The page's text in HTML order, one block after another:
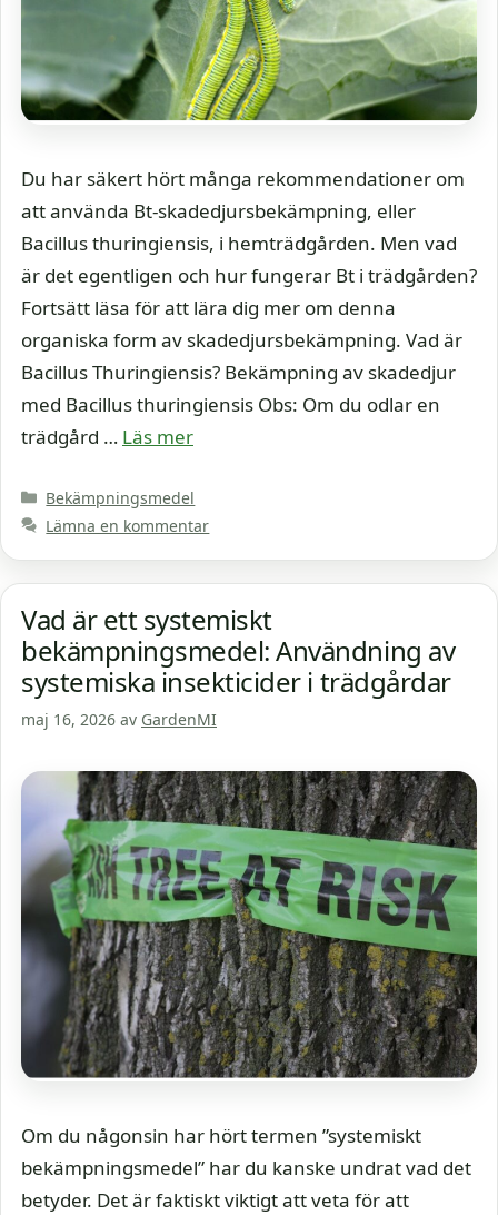
Du har säkert hört många rekommendationer om
att använda Bt-skadedjursbekämpning, eller
Bacillus thuringiensis, i hemträdgården. Men vad
är det egentligen och hur fungerar Bt i trädgården?
Fortsätt läsa för att lära dig mer om denna
organiska form av skadedjursbekämpning. Vad är
Bacillus Thuringiensis? Bekämpning av skadedjur
med Bacillus thuringiensis Obs: Om du odlar en
trädgård … Läs mer
Kategorier
Bekämpningsmedel
Lämna en kommentar
Vad är ett systemiskt
bekämpningsmedel: Användning av
systemiska insekticider i trädgårdar
maj 16, 2026 av GardenMI
Om du någonsin har hört termen ”systemiskt
bekämpningsmedel” har du kanske undrat vad det
betyder. Det är faktiskt viktigt att veta för att